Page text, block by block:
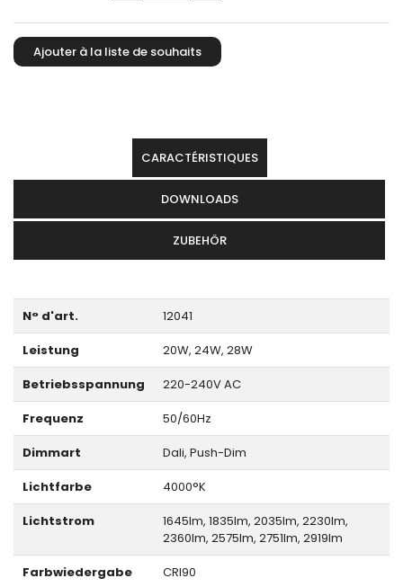
CARACTÉRISTIQUES
DOWNLOADS
ZUBEHÖR
N° d'art.
12041
Leistung
20W, 24W, 28W
Betriebsspannung
220-240V AC
Frequenz
50/60Hz
Dimmart
Dali, Push-Dim
Lichtfarbe
4000°K
Lichtstrom
1645lm, 1835lm, 2035lm, 2230lm,
2360lm, 2575lm, 2751lm, 2919lm
Farbwiedergabe
CRI90